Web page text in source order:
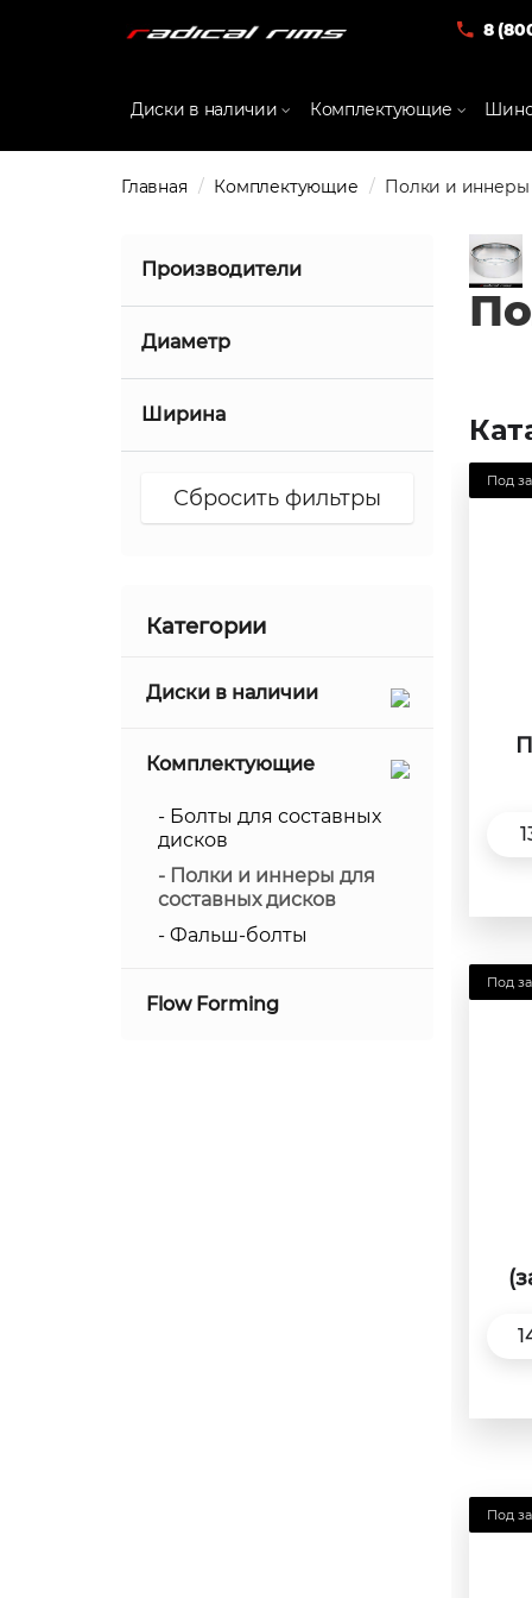
8
Диски в наличии Комплектующие
Главная Комплектующие Полки и иннеры
Производители
Диаметр
15
16
20
23
24
Ширина
1.25
1.75
2
2.5
2.75
Категории
Диски в наличии
Комплектующие
- Болты для составных
дисков
- Полки и иннеры для
составных дисков
- Фальш-болты
Flow Forming
Под
Под
Под